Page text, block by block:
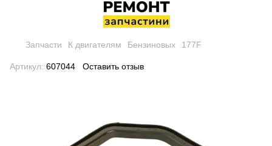
Запчасти К двигателям Бензиновых 177F
Артикул: 607044 Оставить отзыв